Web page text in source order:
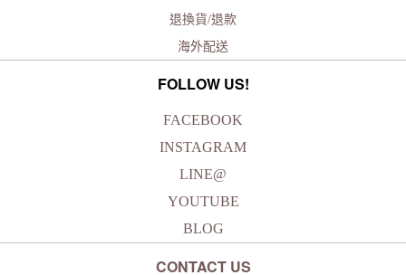
退換貨/退款
海外配送
FOLLOW US!
FACEBOOK
INSTAGRAM
LINE@
YOUTUBE
BLOG
CONTACT US